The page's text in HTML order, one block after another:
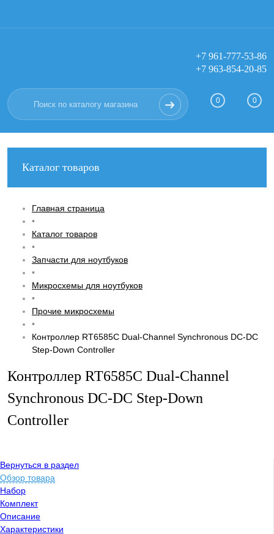
Вход Регистрация
+7 961-777-53-86
+7 963-854-20-85
0 0
Каталог товаров
Главная страница
•
Каталог товаров
•
Запчасти для ноутбуков
•
Микросхемы для ноутбуков
•
Прочие микросхемы
•
Контроллер RT6585C Dual-Channel Synchronous DC-DC
Step-Down Controller
Контроллер RT6585C Dual-Channel
Synchronous DC-DC Step-Down
Controller
Вернуться в раздел
Обзор товара
Набор
Комплект
Описание
Характеристики